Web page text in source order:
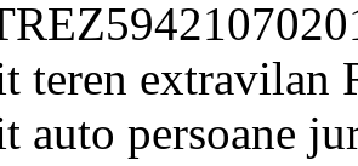
teren extravilan
auto persoane